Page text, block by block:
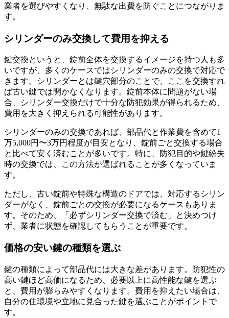
業者を選びやすくなり、無駄な出費を防ぐことにつながりま
す。
シリンダーのみ交換して費用を抑える
鍵交換というと、錠前全体を交換するイメージを持つ人も多
いですが、多くのケースではシリンダーのみの交換で対応で
きます。シリンダーとは鍵穴部分のことで、ここを交換すれ
ば古い鍵では開かなくなります。錠前本体に問題がない場
合、シリンダー交換だけで十分な防犯効果が得られるため、
費用を大きく抑えられる可能性があります。
シリンダーのみの交換であれば、部品代と作業費を含めて1
万5,000円〜3万円程度が目安となり、錠前ごと交換する場合
と比べて安く済むことが多いです。特に、防犯目的や鍵紛失
時の交換では、この方法が選ばれることが多くなっていま
す。
ただし、古い錠前や特殊な構造のドアでは、対応するシリン
ダーがなく、錠前ごとの交換が必要になるケースもありま
す。そのため、「必ずシリンダー交換で済む」と決めつけ
ず、業者に状態を確認してもらうことが重要です。
価格の安い鍵の種類を選ぶ
鍵の種類によって部品代には大きな差があります。防犯性の
高い鍵ほど高価になるため、必要以上に高性能な鍵を選ぶ
と、費用が膨らみやすくなります。費用を抑えたい場合は、
自分の住環境や立地に見合った鍵を選ぶことがポイントで
す。